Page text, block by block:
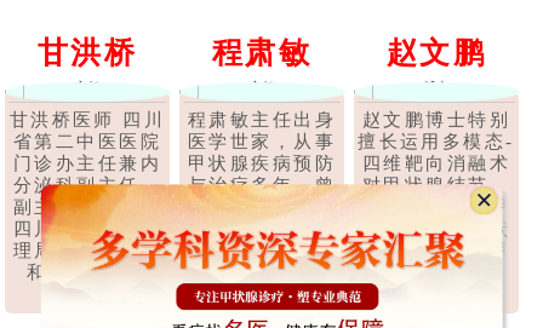
甘洪桥
主任
甘洪桥医师 四川
省第二中医医院
门诊办主任兼内
分泌科副主任，
副主任中医师，
四川省中医药管
理局第六批学术
和技术带头..
程肃敏
主任
程肃敏主任出身
医学世家，从事
甲状腺疾病预防
与治疗多年，曾
在深圳、上海、
广东等多家医院
任职甲状腺科医
师，后经成都..
【详细】
赵文鹏
博士
赵文鹏博士特别
擅长运用多模态-
四维靶向消融术
对甲状腺结节、
甲状腺腺瘤、甲
状腺囊肿、甲状
腺乳头状癌等甲
状腺疾..【详